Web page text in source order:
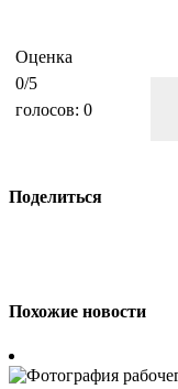
Оценка
0/5
голосов: 0
Поделиться
Похожие новости